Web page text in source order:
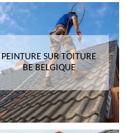
PEINTURE SUR TOITURE
BE BELGIQUE